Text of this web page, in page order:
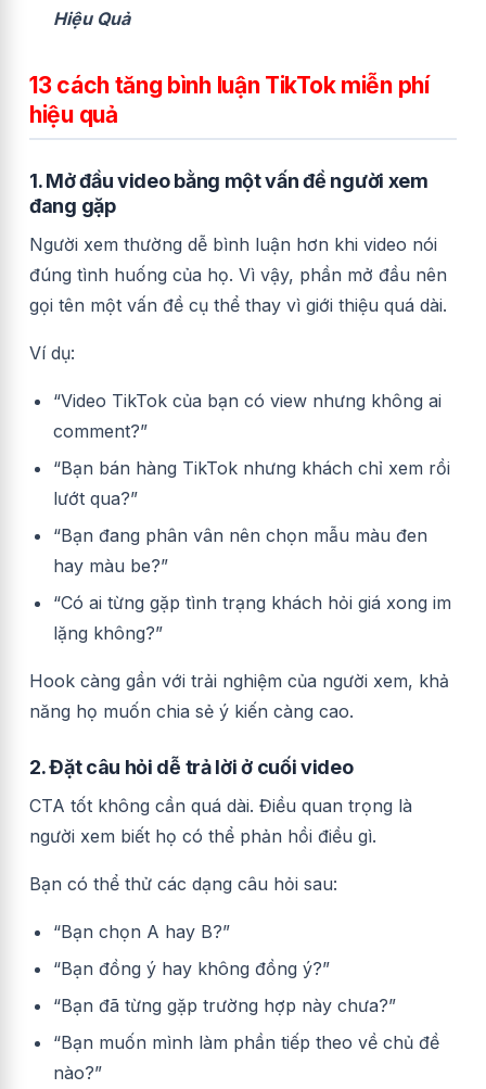
Hiệu Quả
13 cách tăng bình luận TikTok miễn phí
hiệu quả
1. Mở đầu video bằng một vấn đề người xem
đang gặp
Người xem thường dễ bình luận hơn khi video nói
đúng tình huống của họ. Vì vậy, phần mở đầu nên
gọi tên một vấn đề cụ thể thay vì giới thiệu quá dài.
Ví dụ:
“Video TikTok của bạn có view nhưng không ai
comment?”
“Bạn bán hàng TikTok nhưng khách chỉ xem rồi
lướt qua?”
“Bạn đang phân vân nên chọn mẫu màu đen
hay màu be?”
“Có ai từng gặp tình trạng khách hỏi giá xong im
lặng không?”
Hook càng gần với trải nghiệm của người xem, khả
năng họ muốn chia sẻ ý kiến càng cao.
2. Đặt câu hỏi dễ trả lời ở cuối video
CTA tốt không cần quá dài. Điều quan trọng là
người xem biết họ có thể phản hồi điều gì.
Bạn có thể thử các dạng câu hỏi sau:
“Bạn chọn A hay B?”
“Bạn đồng ý hay không đồng ý?”
“Bạn đã từng gặp trường hợp này chưa?”
“Bạn muốn mình làm phần tiếp theo về chủ đề
nào?”